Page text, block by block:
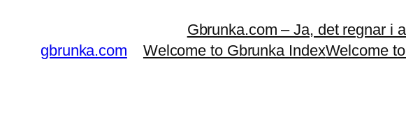
innehållgbrunka.com
Gbrunka.com – Ja, det regnar i
Welcome to Gbrunka IndexWelcome